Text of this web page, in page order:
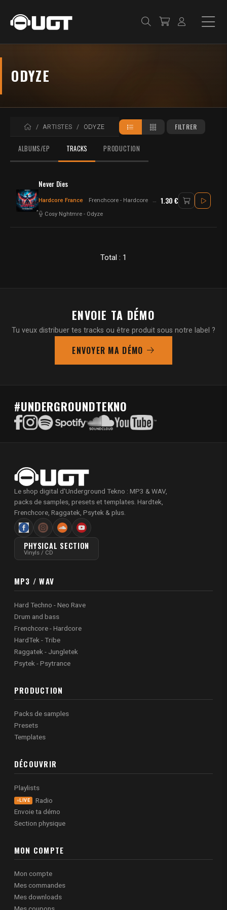
ODYZE
ACCUEIL
ARTISTES ODYZE FILTRER
ALBUMS/EP TRACKS PRODUCTION
Never Dies
Hardcore France Frenchcore - Hardcore Hardcore - Frenchcore
Cosy Nghtmre - Odyze
1.30 €
Total : 1
ENVOIE TA DÉMO
Tu veux distribuer tes tracks ou être produit sous notre label ?
ENVOYER MA DÉMO
#UNDERGROUNDTEKNO
Le shop digital d'Underground Tekno : MP3 & WAV,
packs de samples, presets et templates. Hardtek,
Frenchcore, Raggatek, Psytek & plus.
PHYSICAL SECTION
Vinyls / CD
MP3 / WAV
Hard Techno - Neo Rave
Drum and bass
Frenchcore - Hardcore
HardTek - Tribe
Raggatek - Jungletek
Psytek - Psytrance
PRODUCTION
Packs de samples
Presets
Templates
DÉCOUVRIR
Playlists
LIVE
Radio
Envoie ta démo
Section physique
MON COMPTE
Mon compte
Mes commandes
Mes downloads